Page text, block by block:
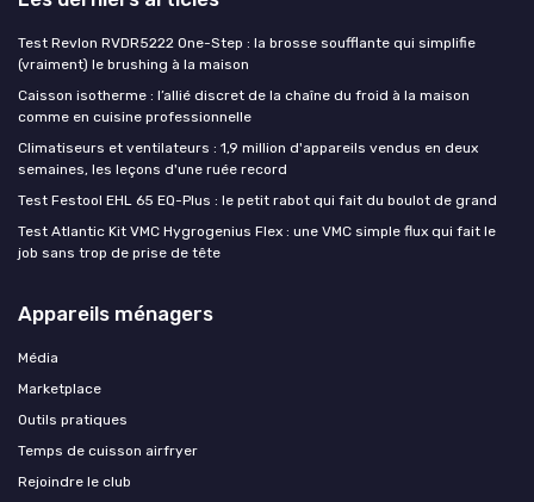
Test Revlon RVDR5222 One-Step : la brosse soufflante qui simplifie
(vraiment) le brushing à la maison
Caisson isotherme : l’allié discret de la chaîne du froid à la maison
comme en cuisine professionnelle
Climatiseurs et ventilateurs : 1,9 million d'appareils vendus en deux
semaines, les leçons d'une ruée record
Test Festool EHL 65 EQ-Plus : le petit rabot qui fait du boulot de grand
Test Atlantic Kit VMC Hygrogenius Flex : une VMC simple flux qui fait le
job sans trop de prise de tête
Appareils ménagers
Média
Marketplace
Outils pratiques
Temps de cuisson airfryer
Rejoindre le club